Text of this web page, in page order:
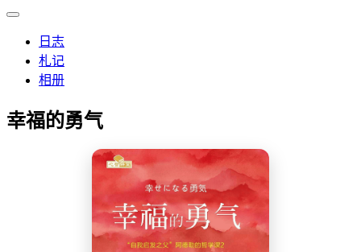
日志
札记
相册
幸福的勇气